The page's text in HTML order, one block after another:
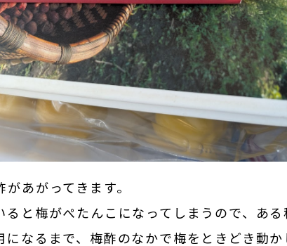
あがってきます。
ると梅がぺたんこになってしまうので、あ
なるまで、梅酢のなかで梅をときどき動